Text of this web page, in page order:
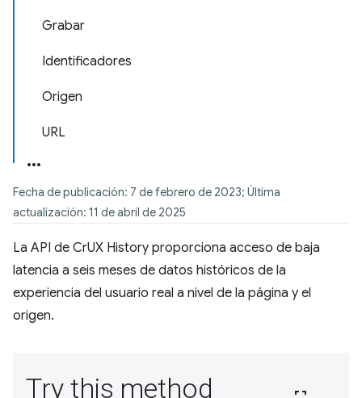
Grabar
Identificadores
Origen
URL
Fecha de publicación: 7 de febrero de 2023; Última
actualización: 11 de abril de 2025
La API de CrUX History proporciona acceso de baja
latencia a seis meses de datos históricos de la
experiencia del usuario real a nivel de la página y el
origen.